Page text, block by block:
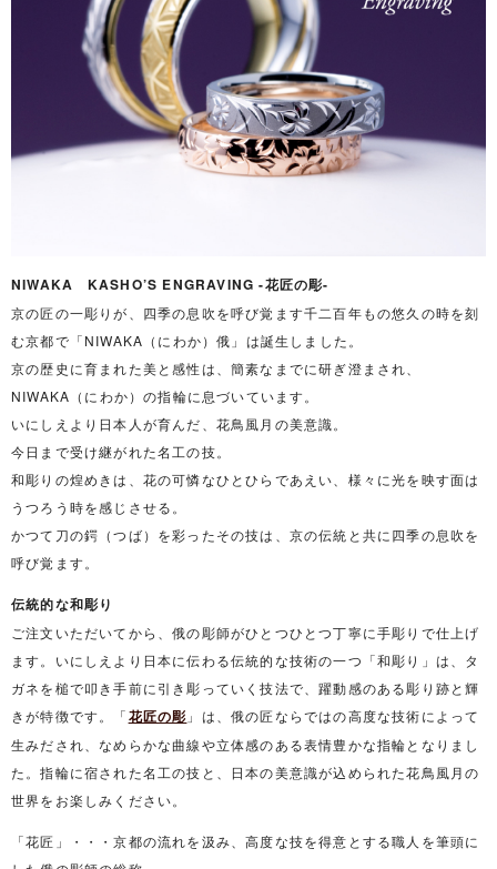
NIWAKA KASHO’S ENGRAVING -花匠の彫-
京の匠の一彫りが、四季の息吹を呼び覚ます千二百年もの悠久の時を刻
む京都で「NIWAKA（にわか）俄」は誕生しました。
京の歴史に育まれた美と感性は、簡素なまでに研ぎ澄まされ、
NIWAKA（にわか）の指輪に息づいています。
いにしえより日本人が育んだ、花鳥風月の美意識。
今日まで受け継がれた名工の技。
和彫りの煌めきは、花の可憐なひとひらであえい、様々に光を映す面は
うつろう時を感じさせる。
かつて刀の鍔（つば）を彩ったその技は、京の伝統と共に四季の息吹を
呼び覚ます。
伝統的な和彫り
ご注文いただいてから、俄の彫師がひとつひとつ丁寧に手彫りで仕上げ
ます。いにしえより日本に伝わる伝統的な技術の一つ「和彫り」は、タ
ガネを槌で叩き手前に引き彫っていく技法で、躍動感のある彫り跡と輝
きが特徴です。「花匠の彫 」は、俄の匠ならではの高度な技術によって
生みだされ、なめらかな曲線や立体感のある表情豊かな指輪となりまし
た。指輪に宿された名工の技と、日本の美意識が込められた花鳥風月の
世界をお楽しみください。
「花匠」・・・京都の流れを汲み、高度な技を得意とする職人を筆頭に